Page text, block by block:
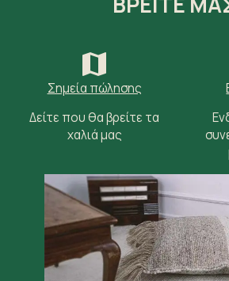
Σημεία πώλησης
Δείτε που θα βρείτε τα
χαλιά μας